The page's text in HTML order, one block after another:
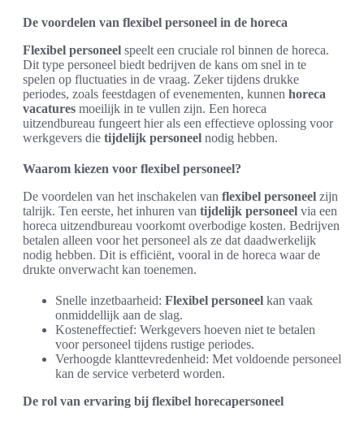
De voordelen van flexibel personeel in de horeca
Flexibel personeel speelt een cruciale rol binnen de horeca.
Dit type personeel biedt bedrijven de kans om snel in te
spelen op fluctuaties in de vraag. Zeker tijdens drukke
periodes, zoals feestdagen of evenementen, kunnen horeca
vacatures moeilijk in te vullen zijn. Een horeca
uitzendbureau fungeert hier als een effectieve oplossing voor
werkgevers die tijdelijk personeel nodig hebben.
Waarom kiezen voor flexibel personeel?
De voordelen van het inschakelen van flexibel personeel zijn
talrijk. Ten eerste, het inhuren van tijdelijk personeel via een
horeca uitzendbureau voorkomt overbodige kosten. Bedrijven
betalen alleen voor het personeel als ze dat daadwerkelijk
nodig hebben. Dit is efficiënt, vooral in de horeca waar de
drukte onverwacht kan toenemen.
Snelle inzetbaarheid: Flexibel personeel kan vaak
onmiddellijk aan de slag.
Kosteneffectief: Werkgevers hoeven niet te betalen
voor personeel tijdens rustige periodes.
Verhoogde klanttevredenheid: Met voldoende personeel
kan de service verbeterd worden.
De rol van ervaring bij flexibel horecapersoneel